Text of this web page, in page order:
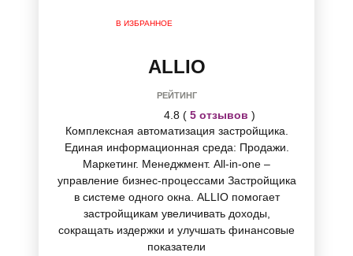
В ИЗБРАННОЕ
ALLIO
РЕЙТИНГ
4.8 ( 5 отзывов )
Комплексная автоматизация застройщика.
Единая информационная среда: Продажи.
Маркетинг. Менеджмент. All-in-one –
управление бизнес-процессами Застройщика
в системе одного окна. ALLIO помогает
застройщикам увеличивать доходы,
сокращать издержки и улучшать финансовые
показатели